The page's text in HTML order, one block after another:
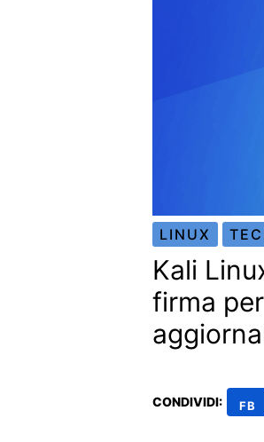
LINUX
Kali
firma
CONDIVIDI: FB